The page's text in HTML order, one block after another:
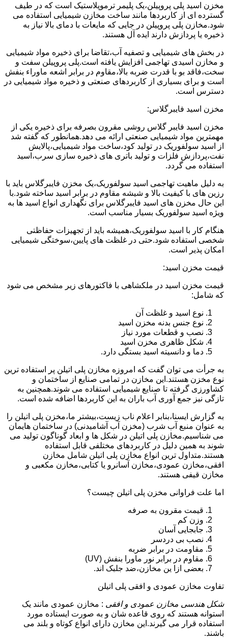
مخزن اسید پلی پروپیلن،یک پلیمر ترموپلاستیک است که در طیف
گسترده ای از کاربردها مانند ساخت مخازن شیمیایی استفاده می
شود.مخازن پلی پروپیلن در جایی که مایعات با دمای بالا نیاز به
ذخیره یا پردازش دارند ایده آل هستند.
در بخش های شیمیایی و تصفیه آب،تقاضا برای ذخیره مواد شیمیایی
و مخازن اسیدی تهاجمی افزایش یافته است.پلی پروپیلن سفت و
سخت،فاقد بو با قدرت ضربه بالا،مقاوم در برابر اشعه ماوراء بنفش
است و برای بسیاری از کاربردهای صنعتی و ذخیره مواد شیمیایی در
دسترس است.
مخزن اسید فایبرگلاس:
مخزن اسید فایبر گلاس روشی مقرون بصرفه برای ذخیره یکی از
مهمترین مواد شیمیایی صنعتی ارائه می دهد.همانطور که گفته شد
از اسید سولفوریک در تولید کود،ساخت مواد شیمیایی،پالایش
نفت،پردازش فلزات و تولید باتری های ذخیره سازی سرب،اسید
استفاده می گردد.
به دلیل ماهیت تهاجمی اسید سولفوریک،یک مخزن فایبرگلاس باید با
رزین های با کیفیت بالا و شیشه مقاوم در برابر اسید ساخته شود.با
این حال مخزن های اسید فایبرگلاس برای نگهداری انواع اسید ها به
ویژه اسید سولفوریک بسیار مناسب است.
هنگام کار با اسید سولفوریک،همیشه باید از تجهیزات حفاظتی
شخصی استفاده شود.حتی در غلظت های پایین،سوختگی شیمیایی
امکان پذیر است.
قیمت مخزن اسید:
قیمت مخزن اسید در ملکشاهی با فاکتورهای زیر مشخص می شود
که شامل:
نوع اسید و غلظت آن
نوع جنس بدنه مخزن اسید
نصب و قطعات مورد نیاز
شکل ظاهری مخزن اسید
دما و دانسیته اسید بستگی دارد.
به جرأت می توان گفت که امروزه مخازن پلی اتیلن پر استفاده ترین
نوع مخزن هستند.این مخازن در تمامی صنایع از ساختمان و
کشاورزی گرفته تا صنایع شیمیایی استفاده می شوند.همچنین به
تازگی نیز جمع آوری آب باران به این کاربردها اضافه شده است.
به گزارش ایسنا،بنابر اعلام ناب زیست،بیشتر ما،مخزن پلی اتیلن را
به عنوان منبع آب شرب (مخزن آب آشامیدنی) در ساختمان هایمان
می شناسیم.مخازن پلی اتیلن در شکل ها و ابعاد گوناگون تولید می
شوند به همین دلیل در کاربردهای مختلفی قابل استفاده
هستند.متداول ترین انواع مخازن پلی اتیلن شامل مخازن
افقی،مخازن عمودی،مخازن آسانرو یا کتابی،مخازن مکعبی و
مخازن قیفی هستند.
اما علت فراوانی مخزن پلی اتیلن چیست؟
قیمت مقرون به صرفه
وزن کم
جابجایی آسان
نصب بی دردسر
مقاومت در برابر ضربه
مقاوم در برابر نور ماورا بنفش (UV)
بعضی ازا ین مخازن،ضد جلبک اند.
تفاوت مخازن عمودی و افقی پلی اتیلن
شکل هندسی مخازن عمودی و افقی : مخازن عمودی مانند یک
استوانه هستند که روی قاعده شان و به صورت ایستاده مورد
استفاده قرار می گیرند.این مخازن دارای انواع کوتاه و بلند می
باشند.